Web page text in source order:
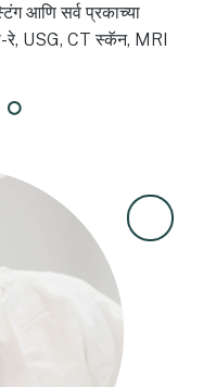
आणि सर्व प्रकाच्या
रे, USG, CT स्कॅन, MRI